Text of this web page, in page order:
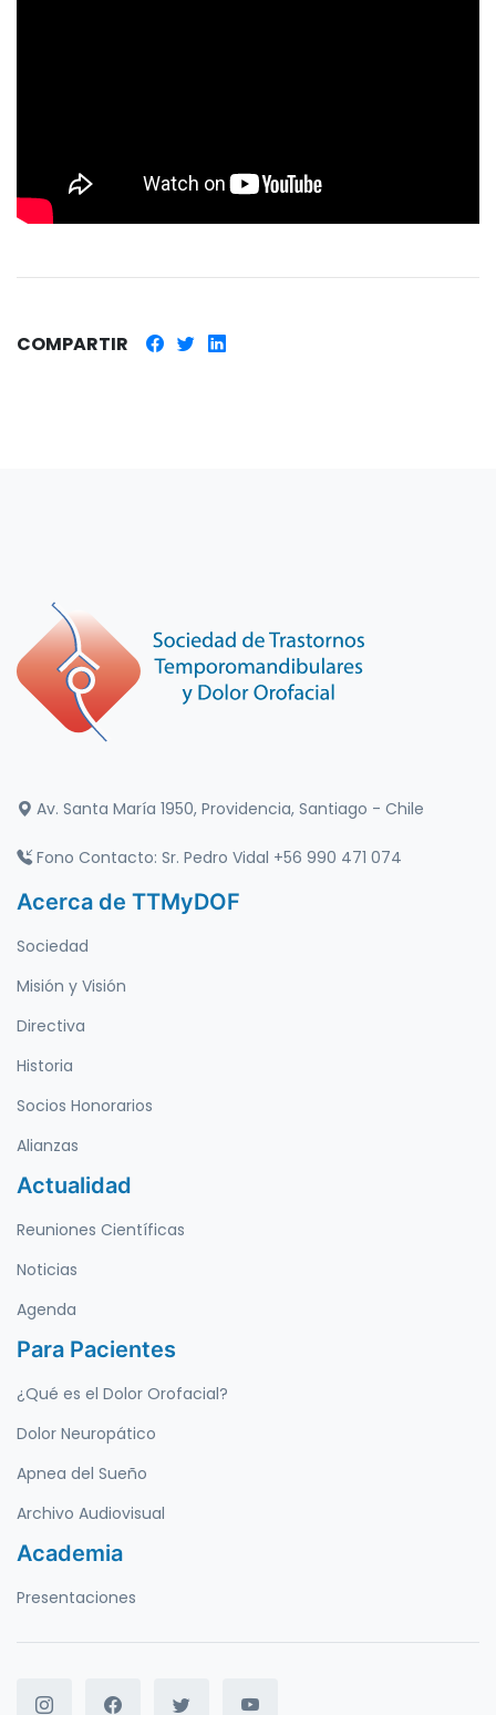
COMPARTIR
Av. Santa María 1950, Providencia, Santiago - Chile
Fono Contacto: Sr. Pedro Vidal +56 990 471 074
Acerca de TTMyDOF
Sociedad
Misión y Visión
Directiva
Historia
Socios Honorarios
Alianzas
Actualidad
Reuniones Científicas
Noticias
Agenda
Para Pacientes
¿Qué es el Dolor Orofacial?
Dolor Neuropático
Apnea del Sueño
Archivo Audiovisual
Academia
Presentaciones